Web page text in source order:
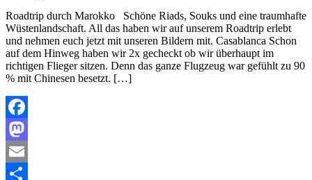
Roadtrip durch Marokko Schöne Riads, Souks und eine traumhafte
Wüstenlandschaft. All das haben wir auf unserem Roadtrip erlebt
und nehmen euch jetzt mit unseren Bildern mit. Casablanca Schon
auf dem Hinweg haben wir 2x gecheckt ob wir überhaupt im
richtigen Flieger sitzen. Denn das ganze Flugzeug war gefühlt zu 90
% mit Chinesen besetzt. […]
Facebook
Mastodon
Email